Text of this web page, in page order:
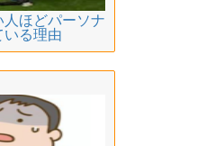
ほどパーソナ
いる理由